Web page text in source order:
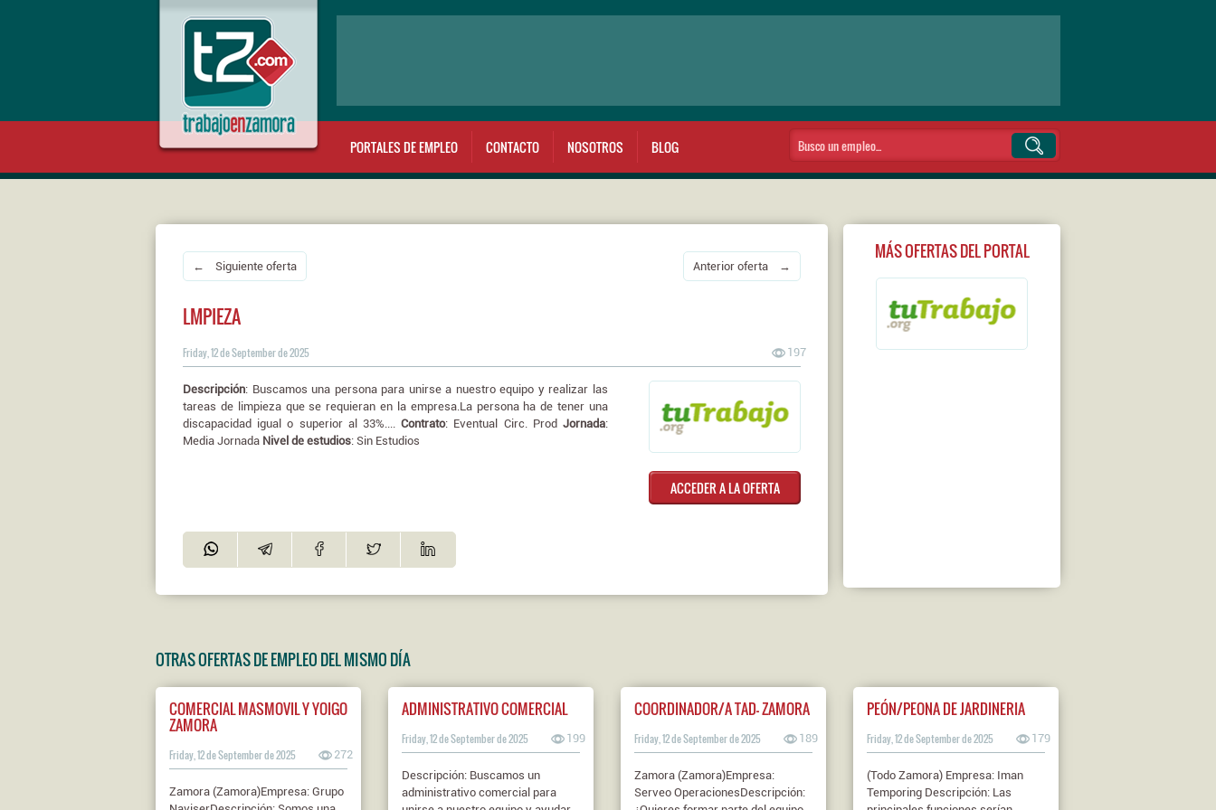
PORTALES DE EMPLEO CONTACTO NOSOTROS BLOG
← Siguiente oferta Anterior oferta →
LMPIEZA
Friday, 12 de September de 2025 197
Descripción: Buscamos una persona para unirse a nuestro equipo y realizar las
tareas de limpieza que se requieran en la empresa.La persona ha de tener una
discapacidad igual o superior al 33%....Contrato: Eventual Circ. ProdJornada:
Media Jornada Nivel de estudios: Sin Estudios
ACCEDER A LA OFERTA
MÁS OFERTAS DEL PORTAL
OTRAS OFERTAS DE EMPLEO DEL MISMO DÍA
COMERCIAL MASMOVIL Y YOIGO
ZAMORA
Friday, 12 de September de 2025 272
Zamora (Zamora)Empresa: Grupo
ADMINISTRATIVO COMERCIAL
Friday, 12 de September de 2025 199
Descripción: Buscamos un
administrativo comercial para
COORDINADOR/A TAD- ZAMORA
Friday, 12 de September de 2025 189
Zamora (Zamora)Empresa:
Serveo OperacionesDescripción:
PEÓN/PEONA DE JARDINERIA
Friday, 12 de September de 2025 179
(Todo Zamora) Empresa: Iman
Temporing Descripción: Las